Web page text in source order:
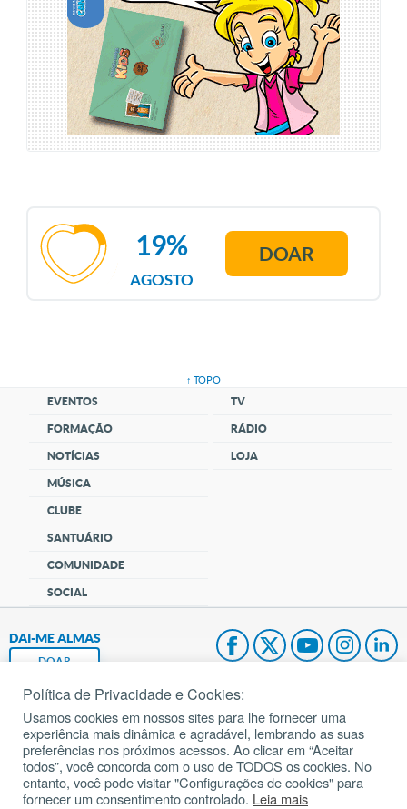
AGOSTO
19% DOAR
↑ TOPO
EVENTOS
FORMAÇÃO
NOTÍCIAS
MÚSICA
CLUBE
SANTUÁRIO
COMUNIDADE
SOCIAL
TV
RÁDIO
LOJA
DAI-ME ALMAS
DOAR
Fundação João Paulo II
Pedido de Oração
Mapa do site
Política de Privacidade e Cookies:
Usamos cookies em nossos sites para lhe fornecer uma
experiência mais dinâmica e agradável, lembrando as suas
preferências nos próximos acessos. Ao clicar em “Aceitar
todos”, você concorda com o uso de TODOS os cookies. No
entanto, você pode visitar "Configurações de cookies" para
fornecer um consentimento controlado. Leia mais